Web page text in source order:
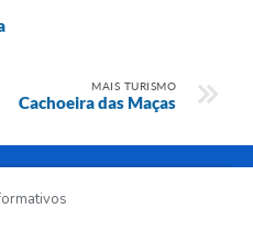
MAIS TURISMO
Cachoeira das Maças